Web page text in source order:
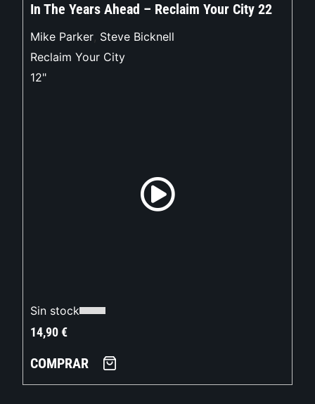
In The Years Ahead – Reclaim Your City 22
Mike Parker, Steve Bicknell
Reclaim Your City
12"
Sin stock
14,90€
COMPRAR